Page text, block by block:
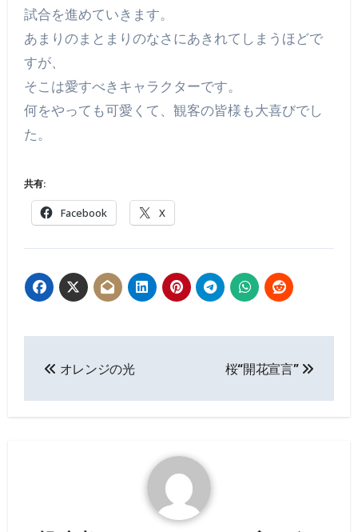
試合を進めていきます。
あまりのまとまりのなさにあきれてしまうほどで
すが、
そこは愛すべきキャラクターです。
何をやっても可愛くて、観客の皆様も大喜びでし
た。
共有:
Facebook X
オレンジの光 桜“開花宣言”